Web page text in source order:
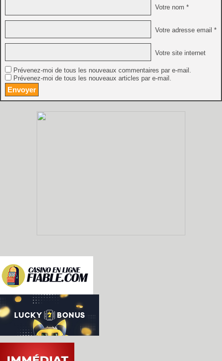
Votre nom *
Votre adresse email *
Votre site internet
Prévenez-moi de tous les nouveaux commentaires par e-mail.
Prévenez-moi de tous les nouveaux articles par e-mail.